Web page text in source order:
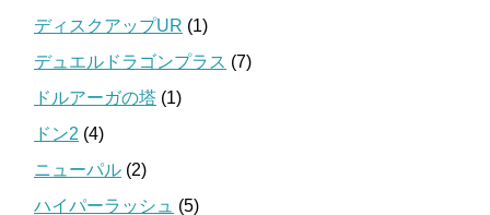
ディスクアップUR (1)
デュエルドラゴンプラス (7)
ドルアーガの塔 (1)
ドン2 (4)
ニューパル (2)
ハイパーラッシュ (5)